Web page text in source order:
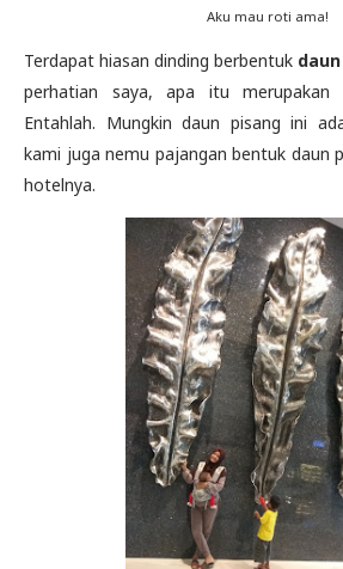
Aku mau roti ama!
Terdapat hiasan dinding berbentuk
perhatian saya, apa itu
Entahlah. Mungkin daun pisang ini
kami juga nemu pajangan bentuk daun
hotelnya.